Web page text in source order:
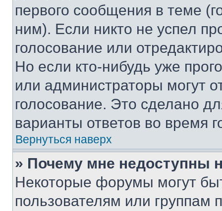
первого сообщения в теме
ним). Если никто не успел
голосование или
Но если кто-нибудь уже
или администраторы могут
голосование. Это сделано
варианты ответов во время
Вернуться наверх
» Почему мне недоступны
Некоторые форумы могут
пользователям или группам